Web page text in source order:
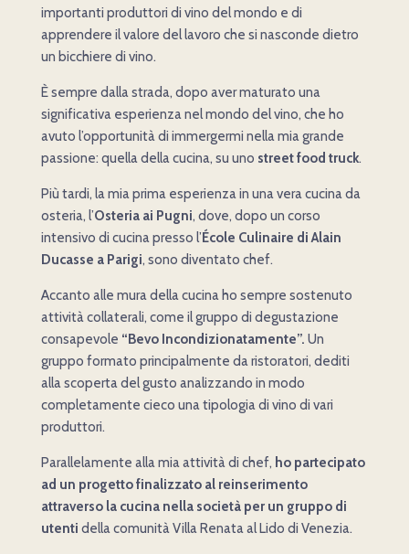
importanti produttori di vino del mondo e di
apprendere il valore del lavoro che si nasconde dietro
un bicchiere di vino.
È sempre dalla strada, dopo aver maturato una
significativa esperienza nel mondo del vino, che ho
avuto l’opportunità di immergermi nella mia grande
passione: quella della cucina, su uno street food truck.
Più tardi, la mia prima esperienza in una vera cucina da
osteria, l’Osteria ai Pugni, dove, dopo un corso
intensivo di cucina presso l’École Culinaire di Alain
Ducasse a Parigi, sono diventato chef.
Accanto alle mura della cucina ho sempre sostenuto
attività collaterali, come il gruppo di degustazione
consapevole “Bevo Incondizionatamente”. Un
gruppo formato principalmente da ristoratori, dediti
alla scoperta del gusto analizzando in modo
completamente cieco una tipologia di vino di vari
produttori.
Parallelamente alla mia attività di chef, ho partecipato
ad un progetto finalizzato al reinserimento
attraverso la cucina nella società per un gruppo di
utenti della comunità Villa Renata al Lido di Venezia.